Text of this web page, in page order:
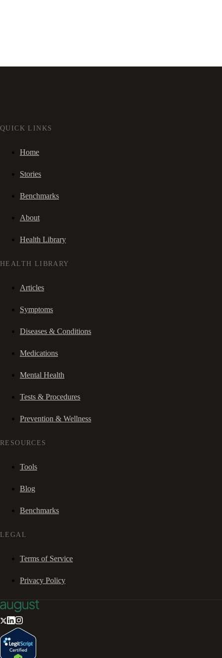
QUICK LINKS
Home
Stories
Benchmarks
About
Health Library
HEALTH LIBRARY
Articles
Symptoms
Diseases & Conditions
Medications
Mental Health
Tests & Procedures
Prevention & Wellness
RESOURCES
Tools
Blog
Benchmarks
LEGAL
Terms of Service
Privacy Policy